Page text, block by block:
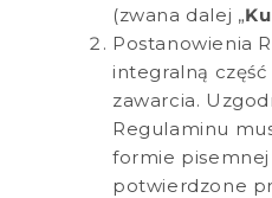
(zwana dalej „
Postanowienia
integralną
zawarcia.
Regulaminu
formie pisemnej
potwierdzone